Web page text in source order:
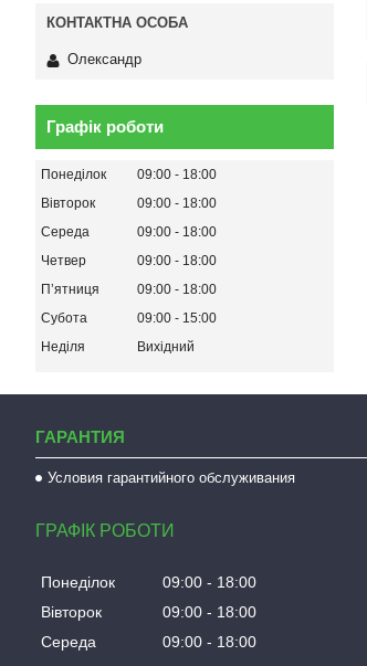
Олександр
Графік роботи
Понеділок 09:00
18:00
Вівторок
09:00
18:00
Середа
09:00
18:00
Четвер
09:00
18:00
Пʼятниця
09:00
18:00
Субота
09:00
15:00
Неділя
Вихідний
ГАРАНТИЯ
Условия гарантийного обслуживания
ГРАФІК РОБОТИ
Понеділок 09:00
18:00
Вівторок
09:00
18:00
Середа
09:00
18:00